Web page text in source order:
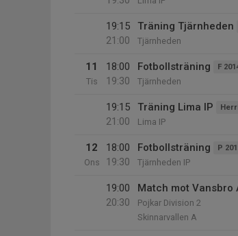
19:15
21:00
Träning Tjärnheden
Tjärnheden
11
Tis
18:00
19:30
Fotbollsträning F
Tjärnheden
19:15
21:00
Träning Lima IP
Lima IP
12
Ons
18:00
19:30
Fotbollsträning P
Tjärnheden IP
19:00
20:30
Match mot Vansbro
Pojkar Division 2
Skinnarvallen A